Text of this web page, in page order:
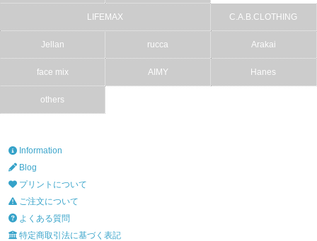
LIFEMAX C.A.B.CLOTHING
Jellan rucca Arakai
face mix AIMY Hanes
others
Information
Blog
プリントについて
ご注文について
よくある質問
特定商取引法に基づく表記